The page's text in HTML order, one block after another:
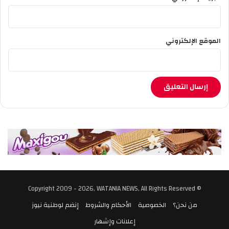
الموقع الإلكتروني
© Copyright 2009 - 2026, WATANIA NEWS, All Rights Reserved
من نحن؟
الخصوصية الأحكام والشروط إنضم لوطنية نيوز
إعلانات وإشهار